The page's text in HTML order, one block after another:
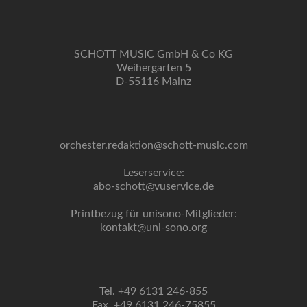
SCHOTT MUSIC GmbH & Co KG
Weihergarten 5
D-55116 Mainz
orchester.redaktion@schott-music.com
Leserservice:
abo-schott@vuservice.de
Printbezug für unisono-Mitglieder:
kontakt@uni-sono.org
Tel. +49 6131 246-855